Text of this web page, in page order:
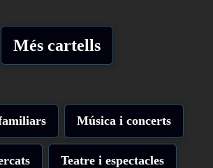
Més cartells
Música i concerts
Teatre i espectacles